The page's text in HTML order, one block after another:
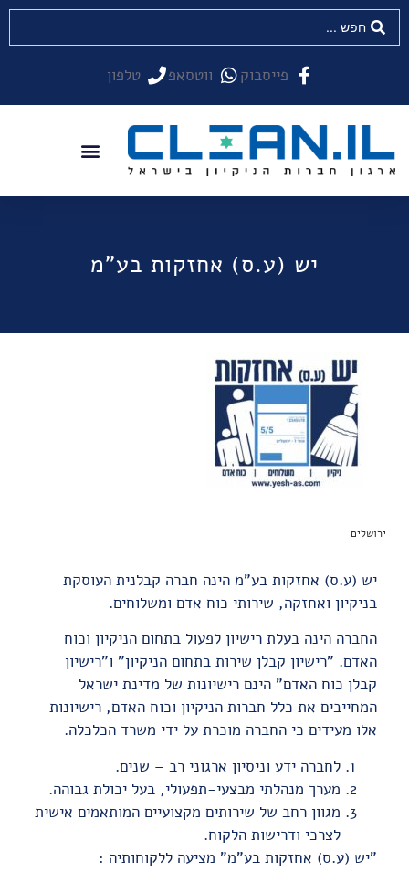
פייסבוק ווטסאפ טלפון
יש (ע.ס) אחזקות בע"מ
ירושלים
יש (ע.ס) אחזקות בע"מ הינה חברה קבלנית העוסקת
בניקיון ואחזקה, שירותי כוח אדם ומשלוחים.
החברה הינה בעלת רישיון לפעול בתחום הניקיון וכוח
האדם. "רישיון קבלן שירות בתחום הניקיון" ו"רישיון
קבלן כוח האדם" הינם רישיונות של מדינת ישראל
המחייבים את כלל חברות הניקיון וכוח האדם, רישיונות
אלו מעידים כי החברה מוכרת על ידי משרד הכלכלה.
לחברה ידע וניסיון ארגוני רב – שנים.
מערך מנהלתי מבצעי-תפעולי, בעל יכולת גבוהה.
מגוון רחב של שירותים מקצועיים המותאמים אישית
לצרכי ודרישות הלקוח.
"יש (ע.ס) אחזקות בע"מ" מציעה ללקוחותיה :